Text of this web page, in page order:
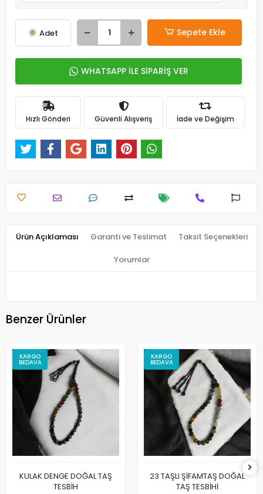
Adet Sepete Ekle
WHATSAPP İLE SİPARİŞ VER
Hızlı Gönderi Güvenli Alışveriş İade ve Değişim
Ürün Açıklaması Garanti ve Teslimat Taksit Seçenekleri
Yorumlar
Benzer Ürünler
KARGO
BEDAVA
KULAK DENGE DOĞAL TAŞ
TESBİH
KARGO
BEDAVA
23 TAŞLI ŞİFAMTAŞ DOĞAL
TAŞ TESBİHİ